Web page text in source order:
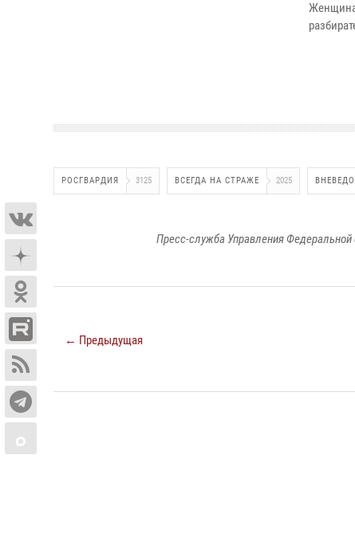
РОСГВАРДИЯ 3125 ВСЕГДА НА СТРАЖЕ 2025
Пресс-служба Управления
← Предыдущая